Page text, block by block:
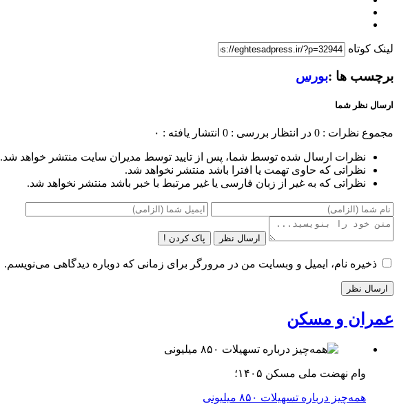
لینک کوتاه
برچسب ها :بورس
ارسال نظر شما
مجموع نظرات : 0 در انتظار بررسی : 0 انتشار یافته : ۰
نظرات ارسال شده توسط شما، پس از تایید توسط مدیران سایت منتشر خواهد شد.
نظراتی که حاوی تهمت یا افترا باشد منتشر نخواهد شد.
نظراتی که به غیر از زبان فارسی یا غیر مرتبط با خبر باشد منتشر نخواهد شد.
ارسال نظر پاک کردن !
ذخیره نام، ایمیل و وبسایت من در مرورگر برای زمانی که دوباره دیدگاهی می‌نویسم.
عمران و مسکن
وام نهضت ملی مسکن ۱۴۰۵؛
همه‌چیز درباره تسهیلات ۸۵۰ میلیونی